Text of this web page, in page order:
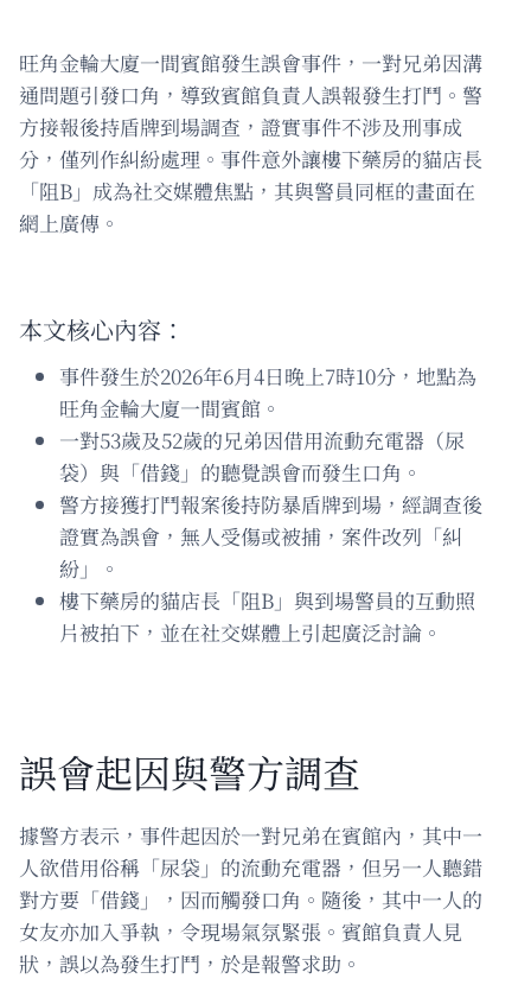
旺角金輪大廈一間賓館發生誤會事件，一對兄弟因溝
通問題引發口角，導致賓館負責人誤報發生打鬥。警
方接報後持盾牌到場調查，證實事件不涉及刑事成
分，僅列作糾紛處理。事件意外讓樓下藥房的貓店長
「阻B」成為社交媒體焦點，其與警員同框的畫面在
網上廣傳。
本文核心內容：
事件發生於2026年6月4日晚上7時10分，地點為
旺角金輪大廈一間賓館。
一對53歲及52歲的兄弟因借用流動充電器（尿
袋）與「借錢」的聽覺誤會而發生口角。
警方接獲打鬥報案後持防暴盾牌到場，經調查後
證實為誤會，無人受傷或被捕，案件改列「糾
紛」。
樓下藥房的貓店長「阻B」與到場警員的互動照
片被拍下，並在社交媒體上引起廣泛討論。
誤會起因與警方調查
據警方表示，事件起因於一對兄弟在賓館內，其中一
人欲借用俗稱「尿袋」的流動充電器，但另一人聽錯
對方要「借錢」，因而觸發口角。隨後，其中一人的
女友亦加入爭執，令現場氣氛緊張。賓館負責人見
狀，誤以為發生打鬥，於是報警求助。